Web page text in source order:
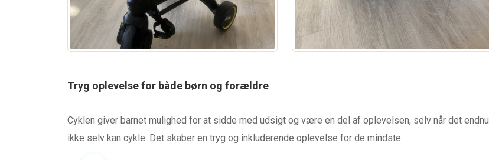
Tryg oplevelse for både børn og forældre
Cyklen giver barnet mulighed for at sidde med udsigt og være en del af oplevelsen, selv når det endnu
ikke selv kan cykle. Det skaber en tryg og inkluderende oplevelse for de mindste.